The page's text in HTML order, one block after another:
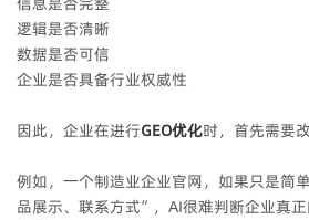
逻辑是否清晰
数据是否可信
企业是否具备行业权威性
因此，企业在进行GEO优化时，首先需要
例如，一个制造业企业官网，如果只是简
品展示、联系方式”，AI很难判断企业真